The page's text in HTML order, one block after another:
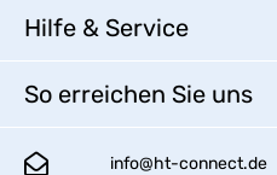
Hilfe & Service
So erreichen Sie uns
info@ht-connect.de